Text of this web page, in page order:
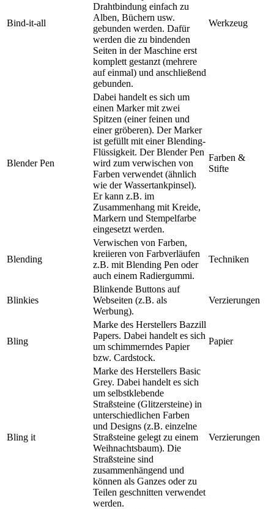
Bind-it-all
Drahtbindung einfach zu
Alben, Büchern usw.
gebunden werden. Dafür
werden die zu bindenden
Seiten in der Maschine erst
komplett gestanzt (mehrere
auf einmal) und anschließend
gebunden.
Werkzeug
Blender Pen
Dabei handelt es sich um
einen Marker mit zwei
Spitzen (einer feinen und
einer gröberen). Der Marker
ist gefüllt mit einer Blending-
Flüssigkeit. Der Blender Pen
wird zum verwischen von
Farben verwendet (ähnlich
wie der Wassertankpinsel).
Er kann z.B. im
Zusammenhang mit Kreide,
Markern und Stempelfarbe
eingesetzt werden.
Farben &
Stifte
Blending
Verwischen von Farben,
kreiieren von Farbverläufen
z.B. mit Blending Pen oder
auch einem Radiergummi.
Techniken
Blinkies
Blinkende Buttons auf
Webseiten (z.B. als
Werbung).
Verzierungen
Bling
Marke des Herstellers Bazzill
Papers. Dabei handelt es sich
um schimmerndes Papier
bzw. Cardstock.
Papier
Bling it
Marke des Herstellers Basic
Grey. Dabei handelt es sich
um selbstklebende
Straßsteine (Glitzersteine) in
unterschiedlichen Farben
und Designs (z.B. einzelne
Straßsteine gelegt zu einem
Weihnachtsbaum). Die
Straßsteine sind
zusammenhängend und
können als Ganzes oder zu
Teilen geschnitten verwendet
werden.
Verzierungen